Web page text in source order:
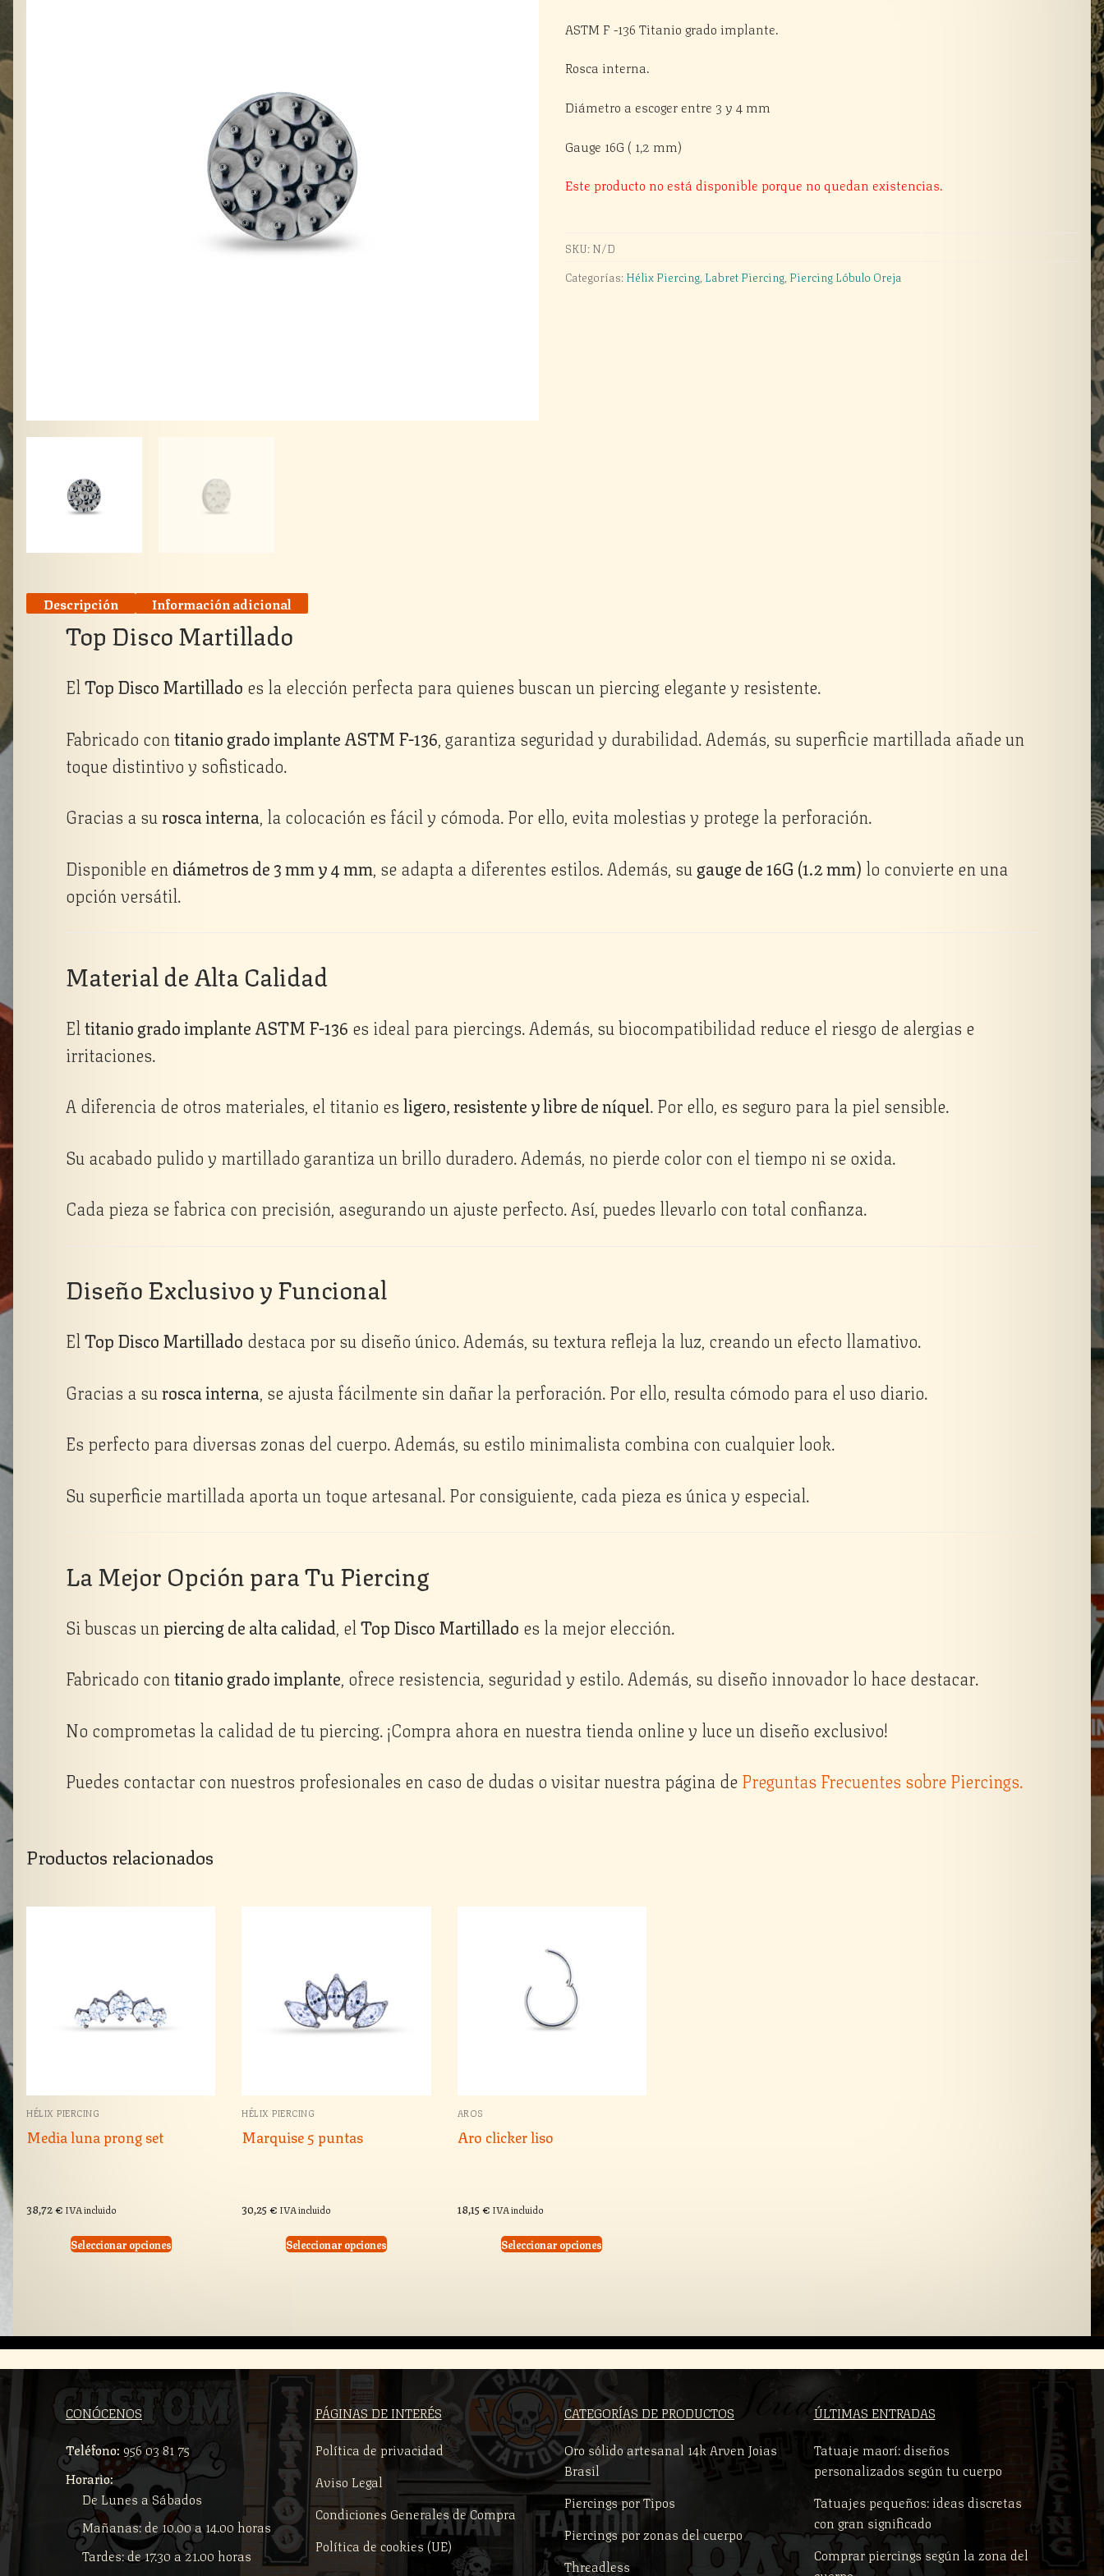
ASTM F -136 Titanio grado implante.
Rosca interna.
Diámetro a escoger entre 3 y 4 mm
Gauge 16G ( 1,2 mm)
Este producto no está disponible porque no quedan existencias.
SKU:N/D
Categorías:Hélix Piercing Labret Piercing Piercing Lóbulo Oreja
Descripción Información adicional
Top Disco Martillado
El Top Disco Martillado es la elección perfecta para quienes buscan un piercing elegante y resistente.
Fabricado con titanio grado implante ASTM F-136, garantiza seguridad y durabilidad. Además, su superficie martillada añade un
toque distintivo y sofisticado.
Gracias a surosca interna, la colocación es fácil y cómoda. Por ello, evita molestias y protege la perforación.
Disponible en diámetros de 3 mm y 4 mm, se adapta a diferentes estilos. Además, su gauge de 16G (1.2 mm) lo convierte en una
opción versátil.
Material de Alta Calidad
El titanio grado implante ASTM F-136 es ideal para piercings. Además, su biocompatibilidad reduce el riesgo de alergias e
irritaciones.
A diferencia de otros materiales, el titanio esligero, resistente y libre de níquel. Por ello, es seguro para la piel sensible.
Su acabado pulido y martillado garantiza un brillo duradero. Además, no pierde color con el tiempo ni se oxida.
Cada pieza se fabrica con precisión, asegurando un ajuste perfecto. Así, puedes llevarlo con total confianza.
Diseño Exclusivo y Funcional
El Top Disco Martillado destaca por su diseño único. Además, su textura refleja la luz, creando un efecto llamativo.
Gracias a surosca interna, se ajusta fácilmente sin dañar la perforación. Por ello, resulta cómodo para el uso diario.
Es perfecto para diversas zonas del cuerpo. Además, su estilo minimalista combina con cualquier look.
Su superficie martillada aporta un toque artesanal. Por consiguiente, cada pieza es única y especial.
La Mejor Opción para Tu Piercing
Si buscas un piercing de alta calidad, el Top Disco Martillado es la mejor elección.
Fabricado con titanio grado implante, ofrece resistencia, seguridad y estilo. Además, su diseño innovador lo hace destacar.
No comprometas la calidad de tu piercing. ¡Compra ahora en nuestra tienda online y luce un diseño exclusivo!
Puedes contactar con nuestros profesionales en caso de dudas o visitar nuestra página dePreguntas Frecuentes sobre Piercings.
Productos relacionados
HÉLIX PIERCING
Media luna prong set
38,72€ IVA incluido
Seleccionar opciones
HÉLIX PIERCING
Marquise 5 puntas
30,25€ IVA incluido
Seleccionar opciones
AROS
Aro clicker liso
18,15€ IVA incluido
Seleccionar opciones
CONÓCENOS
Teléfono: 956 03 81 75
Horario:
De Lunes a Sábados
Mañanas: de 10.00 a 14.00 horas
Tardes: de 17.30 a 21.00 horas
PÁGINAS DE INTERÉS
Política de privacidad
Aviso Legal
Condiciones Generales de Compra
Política de cookies (UE)
CATEGORÍAS DE PRODUCTOS
Oro sólido artesanal 14k Arven Joias
Brasil
Piercings por Tipos
Piercings por zonas del cuerpo
Threadless
ÚLTIMAS ENTRADAS
Tatuaje maorí: diseños
personalizados según tu cuerpo
Tatuajes pequeños: ideas discretas
con gran significado
Comprar piercings según la zona del